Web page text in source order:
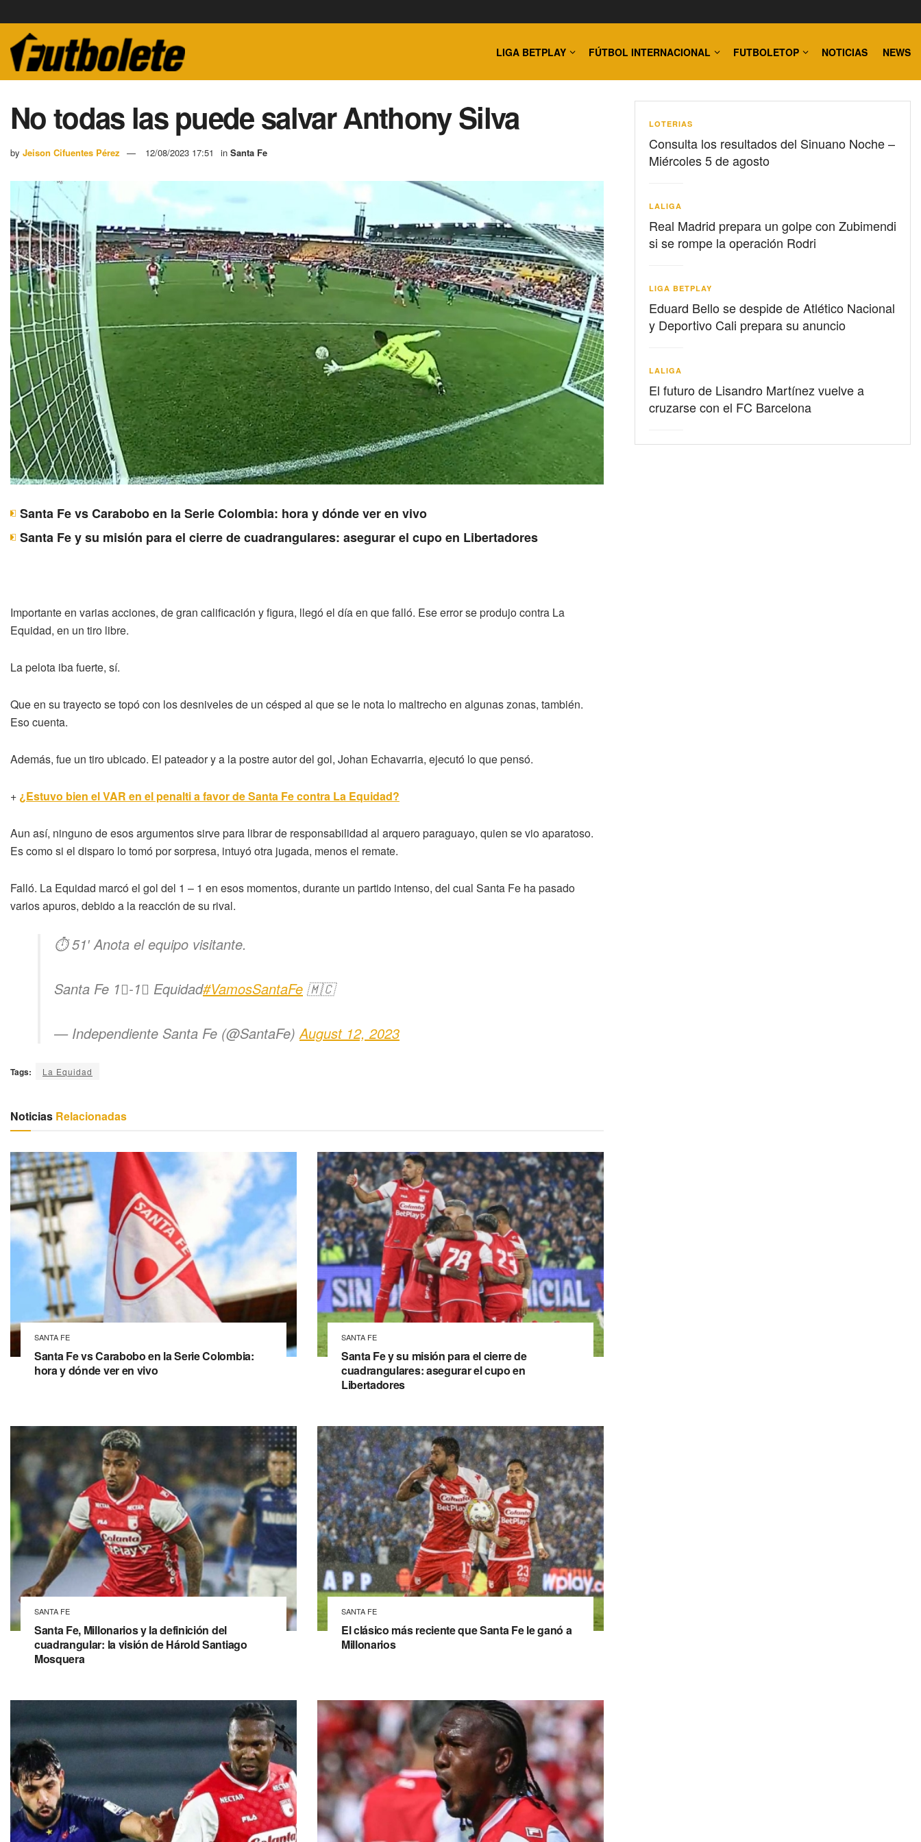
LIGA BETPLAY FÚTBOL INTERNACIONAL FUTBOLETOP NOTICIAS NEWS
No todas las puede salvar Anthony Silva
by Jeison Cifuentes Pérez 12/08/2023 17:51 in Santa Fe
Santa Fe vs Carabobo en la Serie Colombia: hora y dónde ver en vivo
Santa Fe y su misión para el cierre de cuadrangulares: asegurar el cupo en Libertadores
Importante en varias acciones, de gran calificación y figura, llegó el día en que falló. Ese error se produjo contra La
Equidad, en un tiro libre.
La pelota iba fuerte, sí.
Que en su trayecto se topó con los desniveles de un césped al que se le nota lo maltrecho en algunas zonas, también.
Eso cuenta.
Además, fue un tiro ubicado. El pateador y a la postre autor del gol, Johan Echavarria, ejecutó lo que pensó.
+ ¿Estuvo bien el VAR en el penalti a favor de Santa Fe contra La Equidad?
Aun así, ninguno de esos argumentos sirve para librar de responsabilidad al arquero paraguayo, quien se vio aparatoso.
Es como si el disparo lo tomó por sorpresa, intuyó otra jugada, menos el remate.
Falló. La Equidad marcó el gol del 1 – 1 en esos momentos, durante un partido intenso, del cual Santa Fe ha pasado
varios apuros, debido a la reacción de su rival.
⏱ 51′ Anota el equipo visitante.
Santa Fe 1⃣-1⃣ Equidad#VamosSantaFe 🇲🇨
— Independiente Santa Fe (@SantaFe)August 12, 2023
Tags: La Equidad
Noticias Relacionadas
SANTA FE
Santa Fe vs Carabobo en la Serie Colombia:
hora y dónde ver en vivo
SANTA FE
Santa Fe y su misión para el cierre de
cuadrangulares: asegurar el cupo en
Libertadores
SANTA FE
Santa Fe, Millonarios y la definición del
cuadrangular: la visión de Hárold Santiago
Mosquera
SANTA FE
El clásico más reciente que Santa Fe le ganó a
Millonarios
LOTERIAS
Consulta los resultados del Sinuano Noche –
Miércoles 5 de agosto
LALIGA
Real Madrid prepara un golpe con Zubimendi
si se rompe la operación Rodri
LIGA BETPLAY
Eduard Bello se despide de Atlético Nacional
y Deportivo Cali prepara su anuncio
LALIGA
El futuro de Lisandro Martínez vuelve a
cruzarse con el FC Barcelona